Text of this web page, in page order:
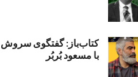
کتاب‌باز: گفتگوی
با مسعود بُربُر